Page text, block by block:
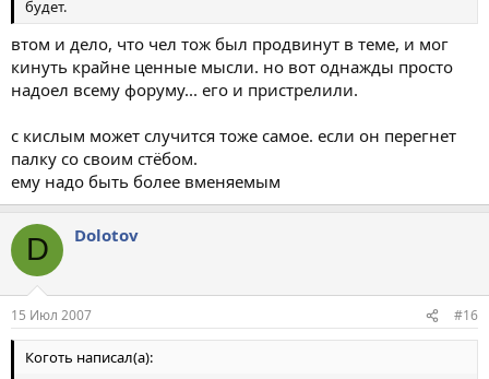
будет.
втом и дело, что чел тож был продвинут в теме, и мог
кинуть крайне ценные мысли. но вот однажды просто
надоел всему форуму... его и пристрелили.
с кислым может случится тоже самое. если он перегнет
палку со своим стёбом.
ему надо быть более вменяемым
D Dolotov
15 Июл 2007 #16
Коготь написал(а):